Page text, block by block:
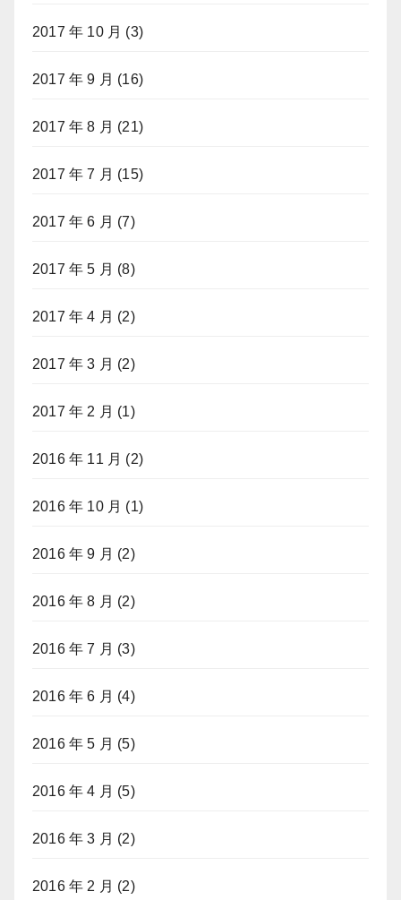
2017 年 10 月 (3)
2017 年 9 月 (16)
2017 年 8 月 (21)
2017 年 7 月 (15)
2017 年 6 月 (7)
2017 年 5 月 (8)
2017 年 4 月 (2)
2017 年 3 月 (2)
2017 年 2 月 (1)
2016 年 11 月 (2)
2016 年 10 月 (1)
2016 年 9 月 (2)
2016 年 8 月 (2)
2016 年 7 月 (3)
2016 年 6 月 (4)
2016 年 5 月 (5)
2016 年 4 月 (5)
2016 年 3 月 (2)
2016 年 2 月 (2)